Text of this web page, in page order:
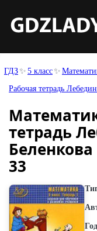
ГДЗ 5 класс
Рабочая тетрадь
тетрадь
Беленкова
33